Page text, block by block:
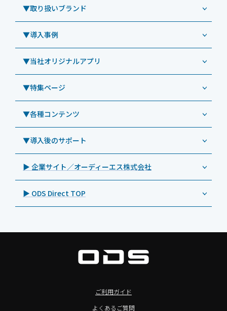
Windowsタブレット TW2A-NF9LTA
Windowsタブレット TW2A-N9LTA
Windowsタブレット TW2A-N9LT
Windowsタブレット TW2A-E9LT
Androidタブレット TA2C-NF8
Androidタブレット TA2C-NF8BL
Androidタブレット TA2C-CS8
Androidタブレット TA2C-CS8BL
Androidタブレット TA2C-DR94G
Androidタブレット TA2C-M8AC
Androidタブレット TA2C-M8
デジタルホワイトボード／電子黒板
コールセンター
CRMシステム「カイゼンコール」
リペアサービス
教育機関向けiPad修理パック
社内ヘルプデスク代行サービス
教育機関向けiPad管理運用パック
教育機関向けICT支援ソリューション
教育機関向けネットワーク機器導入保守
キッティング
自治体向けDXソリューションサービス
法人向けiPad修理＆デバイス買取サービス
▼取り扱いブランド
ODS（オーディーエス）
LG（エルジー）
ViewSonic（ビューソニック）
PHILIPS（フィリップス）
DynaScan（ダイナスキャン）
SAMSUNG（サムスン）
Goodview（グッドビュー）
Cloudpoint（クラウドポイント）
BenQ（ベンキュー）
Magconn（マグコン）
BIAMP ／ Apart Audio（バイアンプ）
SpeakerCraft（スピーカークラフト）
▼導入事例
導入事例（業務用タブレット、デジタルサイネージほか）
事例：業務用タブレット端末
事例：業務用サイネージ・プロジェクター
事例：業務用オーディオ・その他AV機器
事例：サービス
▼当社オリジナルアプリ
業務効率化アプリ「NFCオプティマイザー」
サポート支援アプリ「ログ送信アプリ」
MDMアプリ「Tablet Control」
▼特集ページ
業務用タブレット
>特長1：USB Type-Aポート
>特長2：microHDMIポート
>特長3：AC常時給電タイプ
>飲食向けタブレット
>ホテル向けタブレット
>NFCタブレット
>Windowsタブレット
▼各種コンテンツ
特集記事
製品カタログ
プレスリリース
製品写真
▼導入後のサポート
オーディーエスPCカスタマーセンター
▶ 企業サイト／オーディーエス株式会社
▶ ODS Direct TOP
ご利用ガイド
よくあるご質問